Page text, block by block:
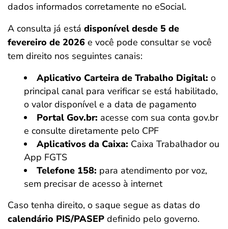
dados informados corretamente no eSocial.
A consulta já está disponível desde 5 de
fevereiro de 2026 e você pode consultar se você
tem direito nos seguintes canais:
Aplicativo Carteira de Trabalho Digital: o
principal canal para verificar se está habilitado,
o valor disponível e a data de pagamento
Portal Gov.br: acesse com sua conta gov.br
e consulte diretamente pelo CPF
Aplicativos da Caixa: Caixa Trabalhador ou
App FGTS
Telefone 158: para atendimento por voz,
sem precisar de acesso à internet
Caso tenha direito, o saque segue as datas do
calendário PIS/PASEP definido pelo governo.